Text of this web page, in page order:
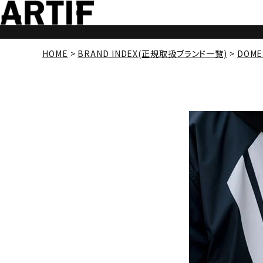
HOME BRAND INDEX(正規取扱ブランド一覧)